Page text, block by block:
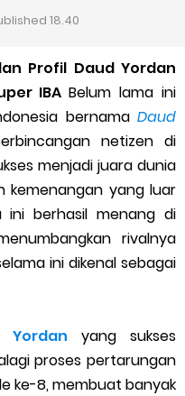
Cepat Diterima
Online Terbaru Dari Grab
Gojek Gratis
Gopartner
Sendiri dan Orang Lain
untuk Driver
Ojek Online
Sesuai dengan Orderan
18.40
Profil Daud Yordan
IBABelum lama ini
bernamaDaud
netizen di
menjadi juara dunia
kemenangan yang luar
ini berhasil menang di
rivalnya
ini dikenal sebagai
Yordan yang sukses
proses pertarungan
ke-8, membuat banyak